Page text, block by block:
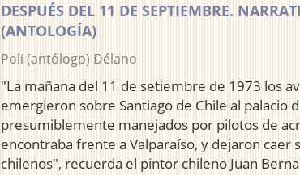
DESPUÉS DEL 11 DE SEPTIEMBRE.
(ANTOLOGÍA)
Poli (antólogo) Délano
"La mañana del 11 de setiembre de 1973 los
emergieron sobre Santiago de Chile al palacio
presumiblemente manejados por pilotos de
encontraba frente a Valparaíso, y dejaron caer
chilenos", recuerda el pintor chileno Juan